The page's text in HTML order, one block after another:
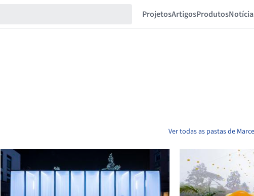
ProjetosArtigosProdutos
Ver todas as pastas de